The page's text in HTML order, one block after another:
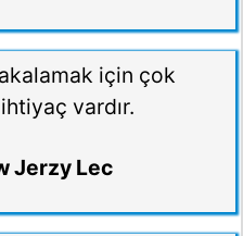
için çok
vardır.
Jerzy Lec